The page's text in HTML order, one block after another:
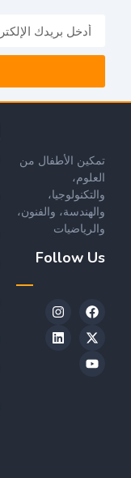
تمكين الأطفال من
العلوم،
والتكنولوجيا،
والهندسة، والفنون،
والرياضيات
Follow Us